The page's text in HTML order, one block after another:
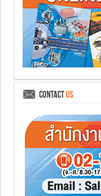
CONTACTUS